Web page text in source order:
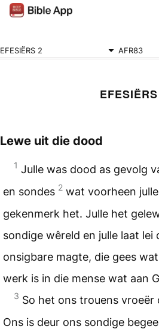
EFESIËRS 2 AFR83
Lewe uit die dood
1 Julle was dood as gevolg
en sondes 2 wat voorheen
gekenmerk het. Julle het
sondige wêreld en julle laat lei
onsigbare magte, die gees
werk is in die mense wat aan
3 So het ons trouens vroeër
Ons is deur ons sondige